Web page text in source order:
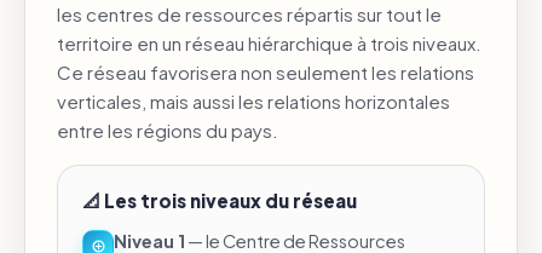
les centres de ressources répartis sur tout le
territoire en un réseau hiérarchique à trois niveaux.
Ce réseau favorisera non seulement les relations
verticales, mais aussi les relations horizontales
entre les régions du pays.
📐 Les trois niveaux du réseau
Niveau 1 — le Centre de Ressources